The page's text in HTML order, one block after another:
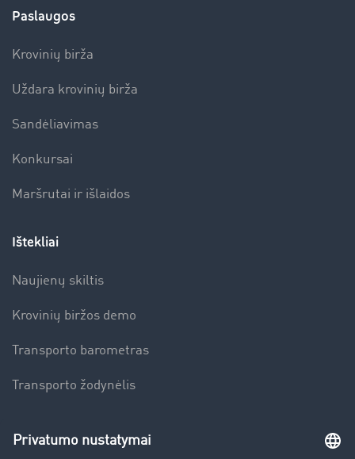
Paslaugos
Krovinių birža
Uždara krovinių birža
Sandėliavimas
Konkursai
Maršrutai ir išlaidos
Ištekliai
Naujienų skiltis
Krovinių biržos demo
Transporto barometras
Transporto žodynėlis
Įmonė